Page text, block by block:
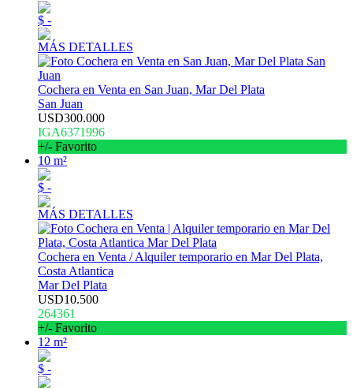
$ -
MÁS DETALLES
Cochera en Venta en San Juan, Mar Del Plata
San Juan
USD300.000
IGA6371996
+/- Favorito
10 m²
$ -
MÁS DETALLES
Cochera en Venta / Alquiler temporario en Mar Del Plata,
Costa Atlantica
Mar Del Plata
USD10.500
264361
+/- Favorito
12 m²
$ -